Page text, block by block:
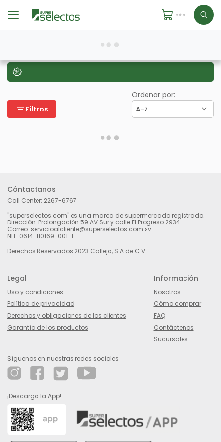
filter_list Filtros
Ordenar por:
A-Z
Cóntactanos
Call Center: 2267-6767
"superselectos.com" es una marca de supermercado registrado.
Dirección: Prolongación 59 AV Sur y calle El Progreso 2934.
Correo: servicioalcliente@superselectos.com.sv
NIT: 0614-110169-001-1
Derechos Reservados 2023 Calleja, S.A de C.V.
Legal
Uso y condiciones
Política de privacidad
Derechos y obligaciones de los clientes
Garantía de los productos
Información
Nosotros
Cómo comprar
FAQ
Contáctenos
Sucursales
Síguenos en nuestras redes sociales
¡Descarga la App!